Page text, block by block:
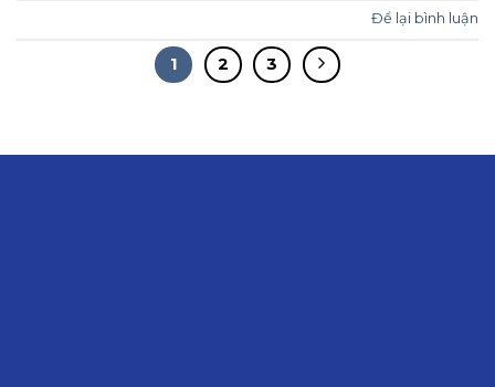
Để lại bình luận
1 2 3